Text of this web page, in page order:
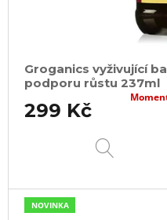
Groganics vyživující
podporu růstu 237ml
299 Kč
NOVINKA